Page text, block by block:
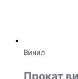
Винил
Прокат